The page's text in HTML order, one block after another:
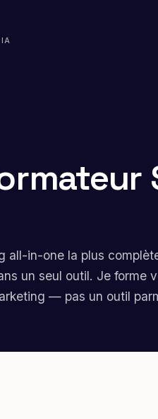
all-in-one la plus
un seul outil. Je forme
— pas un outil